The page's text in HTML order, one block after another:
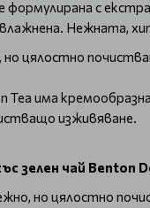
формулирана с
Нежната,
цялостно
има
изживяване.
зелен чай Benton
но цялостно